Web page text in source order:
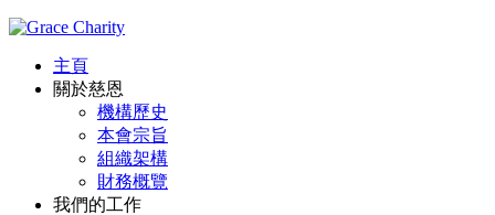
主頁
關於慈恩
機構歷史
本會宗旨
組織架構
財務概覽
我們的工作